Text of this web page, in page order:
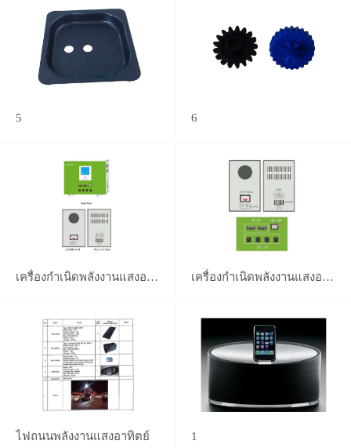
5 6
เครื่องกำเนิดพลังงานแสงอาทิตย์ เครื่องกำเนิดพลังงานแสงอาทิตย์
ไฟถนนพลังงานแสงอาทิตย์ 1